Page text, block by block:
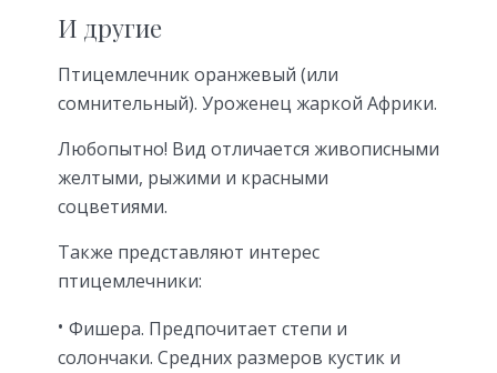
И другие
Птицемлечник оранжевый (или
сомнительный). Уроженец жаркой Африки.
Любопытно! Вид отличается живописными
желтыми, рыжими и красными
соцветиями.
Также представляют интерес
птицемлечники:
Фишера. Предпочитает степи и
солончаки. Средних размеров кустик и